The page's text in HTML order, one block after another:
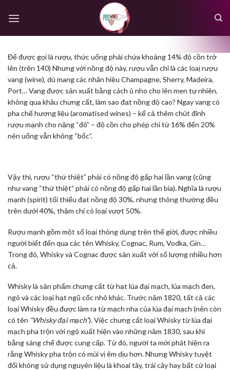
Để được gọi là rượu, thức uống phải chứa khoảng 14% độ cồn trở
lên (trên 140) Nhưng với nồng độ này, rượu vẫn chỉ là các loaị rượu
vang (wine), dù mang các nhãn hiệu Champagne, Sherry, Madeira,
Port… Vang được sản xuất bằng cách ủ nho cho lên men tự nhiên,
không qua khâu chưng cất, làm sao đạt nồng độ cao? Ngay vang có
pha chế hương liệu (aromatised wines) – kể cả thêm chút đỉnh
rượu mạnh cho nặng “đô” – độ cồn cho phép chỉ từ 16% đến 20%
nên uống vẫn không “bốc”.
Vậy thì, rượu “thứ thiệt” phải có nồng độ gấp hai lần vang (cũng
như vang “thứ thiệt” phải có nồng độ gấp hai lần bia). Nghĩa là rượu
mạnh (spirit) tối thiểu đạt nồng độ 30%, nhưng thông thường đều
trên dưới 40%, thậm chí có loại vượt 50%.
Rượu mạnh gồm một số loại thông dụng trên thế giới, được nhiều
người biết đến qua các tên Whisky, Cognac, Rum, Vodka, Gin…
Trong đó, Whisky và Cognac được sản xuất với số lượng nhiều hơn
cả.
Whisky là sản phẩm chưng cất từ hạt lúa đại mạch, lúa mạch đen,
ngô và các loại hạt ngũ cốc nhỏ khác. Trước năm 1820, tất cả các
loại Whisky đều được làm ra từ mạch nha của lúa đại mạch (nên còn
có tên “Whisky đại mạch”). Việc chưng cất loại Whisky từ lúa đại
mạch pha trộn với ngô xuất hiện vào những năm 1830, sau khi
bằng sáng chế được cung cấp. Từ đó, người ta mới phát hiện ra
rằng Whisky pha trộn có mùi vị êm dịu hơn. Nhưng Whisky tuyệt
đối không sử dụng nguyên liệu là khoai tây, trái cây hay bất cứ loại